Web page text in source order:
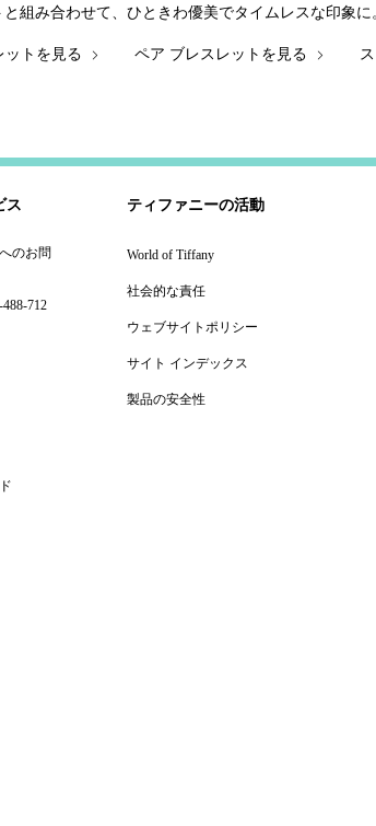
組み合わせて、ひときわ優美でタイムレスな印象に
ットを見る ペア ブレスレットを見る
ス
のお問
712
ティファニーの活動
World of Tiffany
社会的な責任
ウェブサイトポリシー
サイト インデックス
製品の安全性